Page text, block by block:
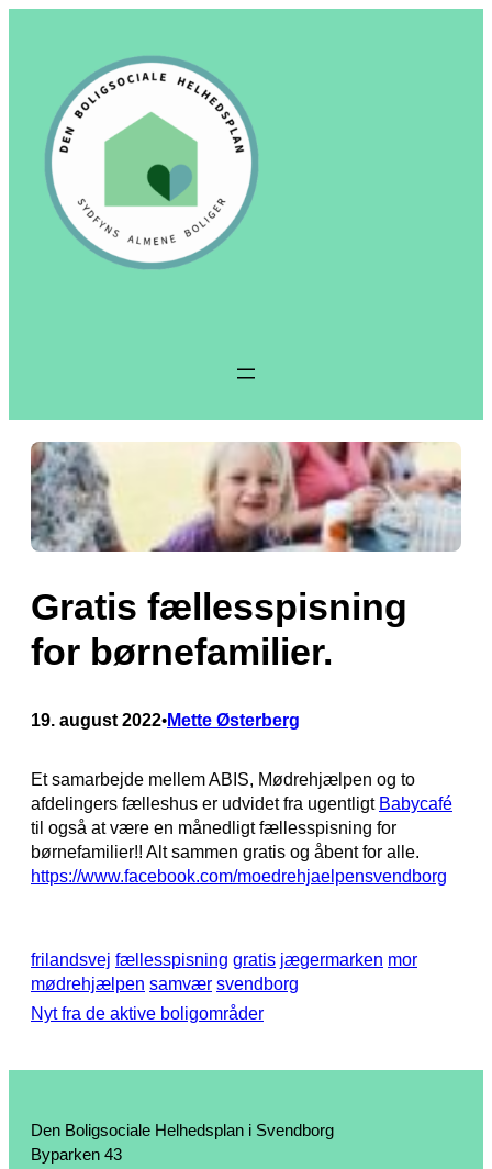
Gratis fællesspisning
for børnefamilier.
19. august 2022•Mette Østerberg
Et samarbejde mellem ABIS, Mødrehjælpen og to
afdelingers fælleshus er udvidet fra ugentligt Babycafé
til også at være en månedligt fællesspisning for
børnefamilier!! Alt sammen gratis og åbent for alle.
https://www.facebook.com/moedrehjaelpensvendborg
frilandsvej fællesspisning gratis jægermarken mor
mødrehjælpen samvær svendborg
Nyt fra de aktive boligområder
Den Boligsociale Helhedsplan i Svendborg
Byparken 43